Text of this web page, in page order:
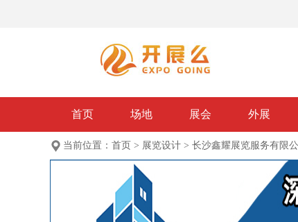
首页 场地 展会 外展
当前位置： 首页 > 展览设计 > 长沙鑫耀展览服务有限公